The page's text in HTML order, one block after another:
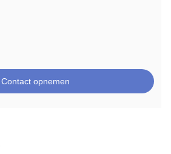
Contact opnemen